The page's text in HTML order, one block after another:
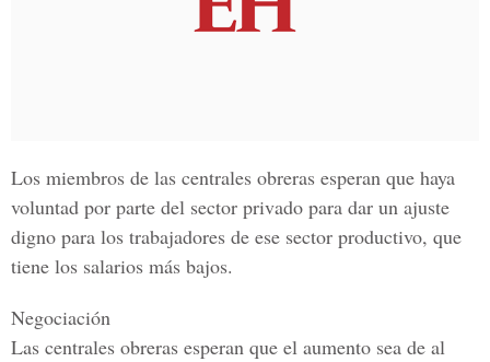
Los miembros de las centrales obreras esperan que haya
voluntad por parte del sector privado para dar un ajuste
digno para los trabajadores de ese sector productivo, que
tiene los salarios más bajos.
Negociación
Las centrales obreras esperan que el aumento sea de al